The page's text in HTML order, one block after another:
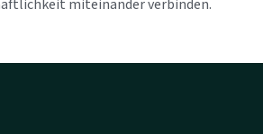
miteinander verbinden.